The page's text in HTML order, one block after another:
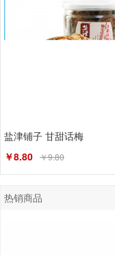
盐津铺子 甘甜话梅
￥8.80 ￥9.80
热销商品